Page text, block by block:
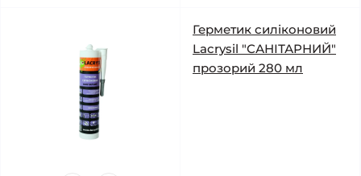
Герметик силіконовий
Lacrysil "САНІТАРНИЙ"
прозорий 280 мл